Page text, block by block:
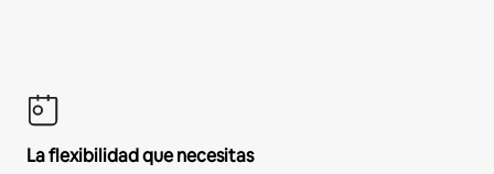
La flexibilidad que necesitas